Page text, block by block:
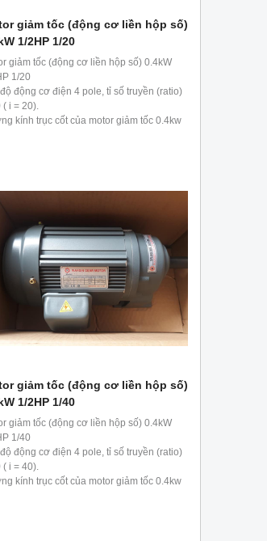
giảm tốc (động cơ liền hộp số)
1/2HP 1/20
giảm tốc (động cơ liền hộp số) 0.4kW
1/20
động cơ điện 4 pole, tỉ số truyền (ratio)
( i = 20).
kính trục cốt của motor giảm tốc 0.4kw
giảm tốc (động cơ liền hộp số)
1/2HP 1/40
giảm tốc (động cơ liền hộp số) 0.4kW
1/40
động cơ điện 4 pole, tỉ số truyền (ratio)
( i = 40).
kính trục cốt của motor giảm tốc 0.4kw